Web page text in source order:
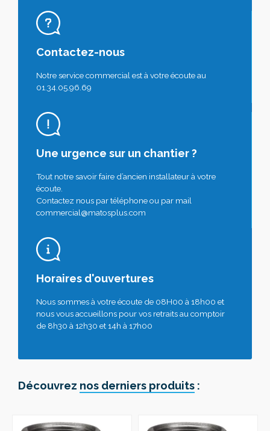
Contactez-nous
Notre service commercial est à votre écoute au
01.34.05.96.69
Une urgence sur un chantier ?
Tout notre savoir faire d’ancien installateur à votre
écoute.
Contactez nous par téléphone ou par mail
commercial@matosplus.com
Horaires d'ouvertures
Nous sommes à votre écoute de 08H00 à 18h00 et
nous vous accueillons pour vos retraits au comptoir
de 8h30 à 12h30 et 14h à 17h00
Découvrez nos derniers produits :